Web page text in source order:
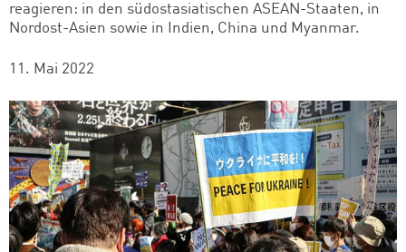
reagieren: in den südostasiatischen ASEAN-Staaten, in
Nordost-Asien sowie in Indien, China und Myanmar.
11. Mai 2022